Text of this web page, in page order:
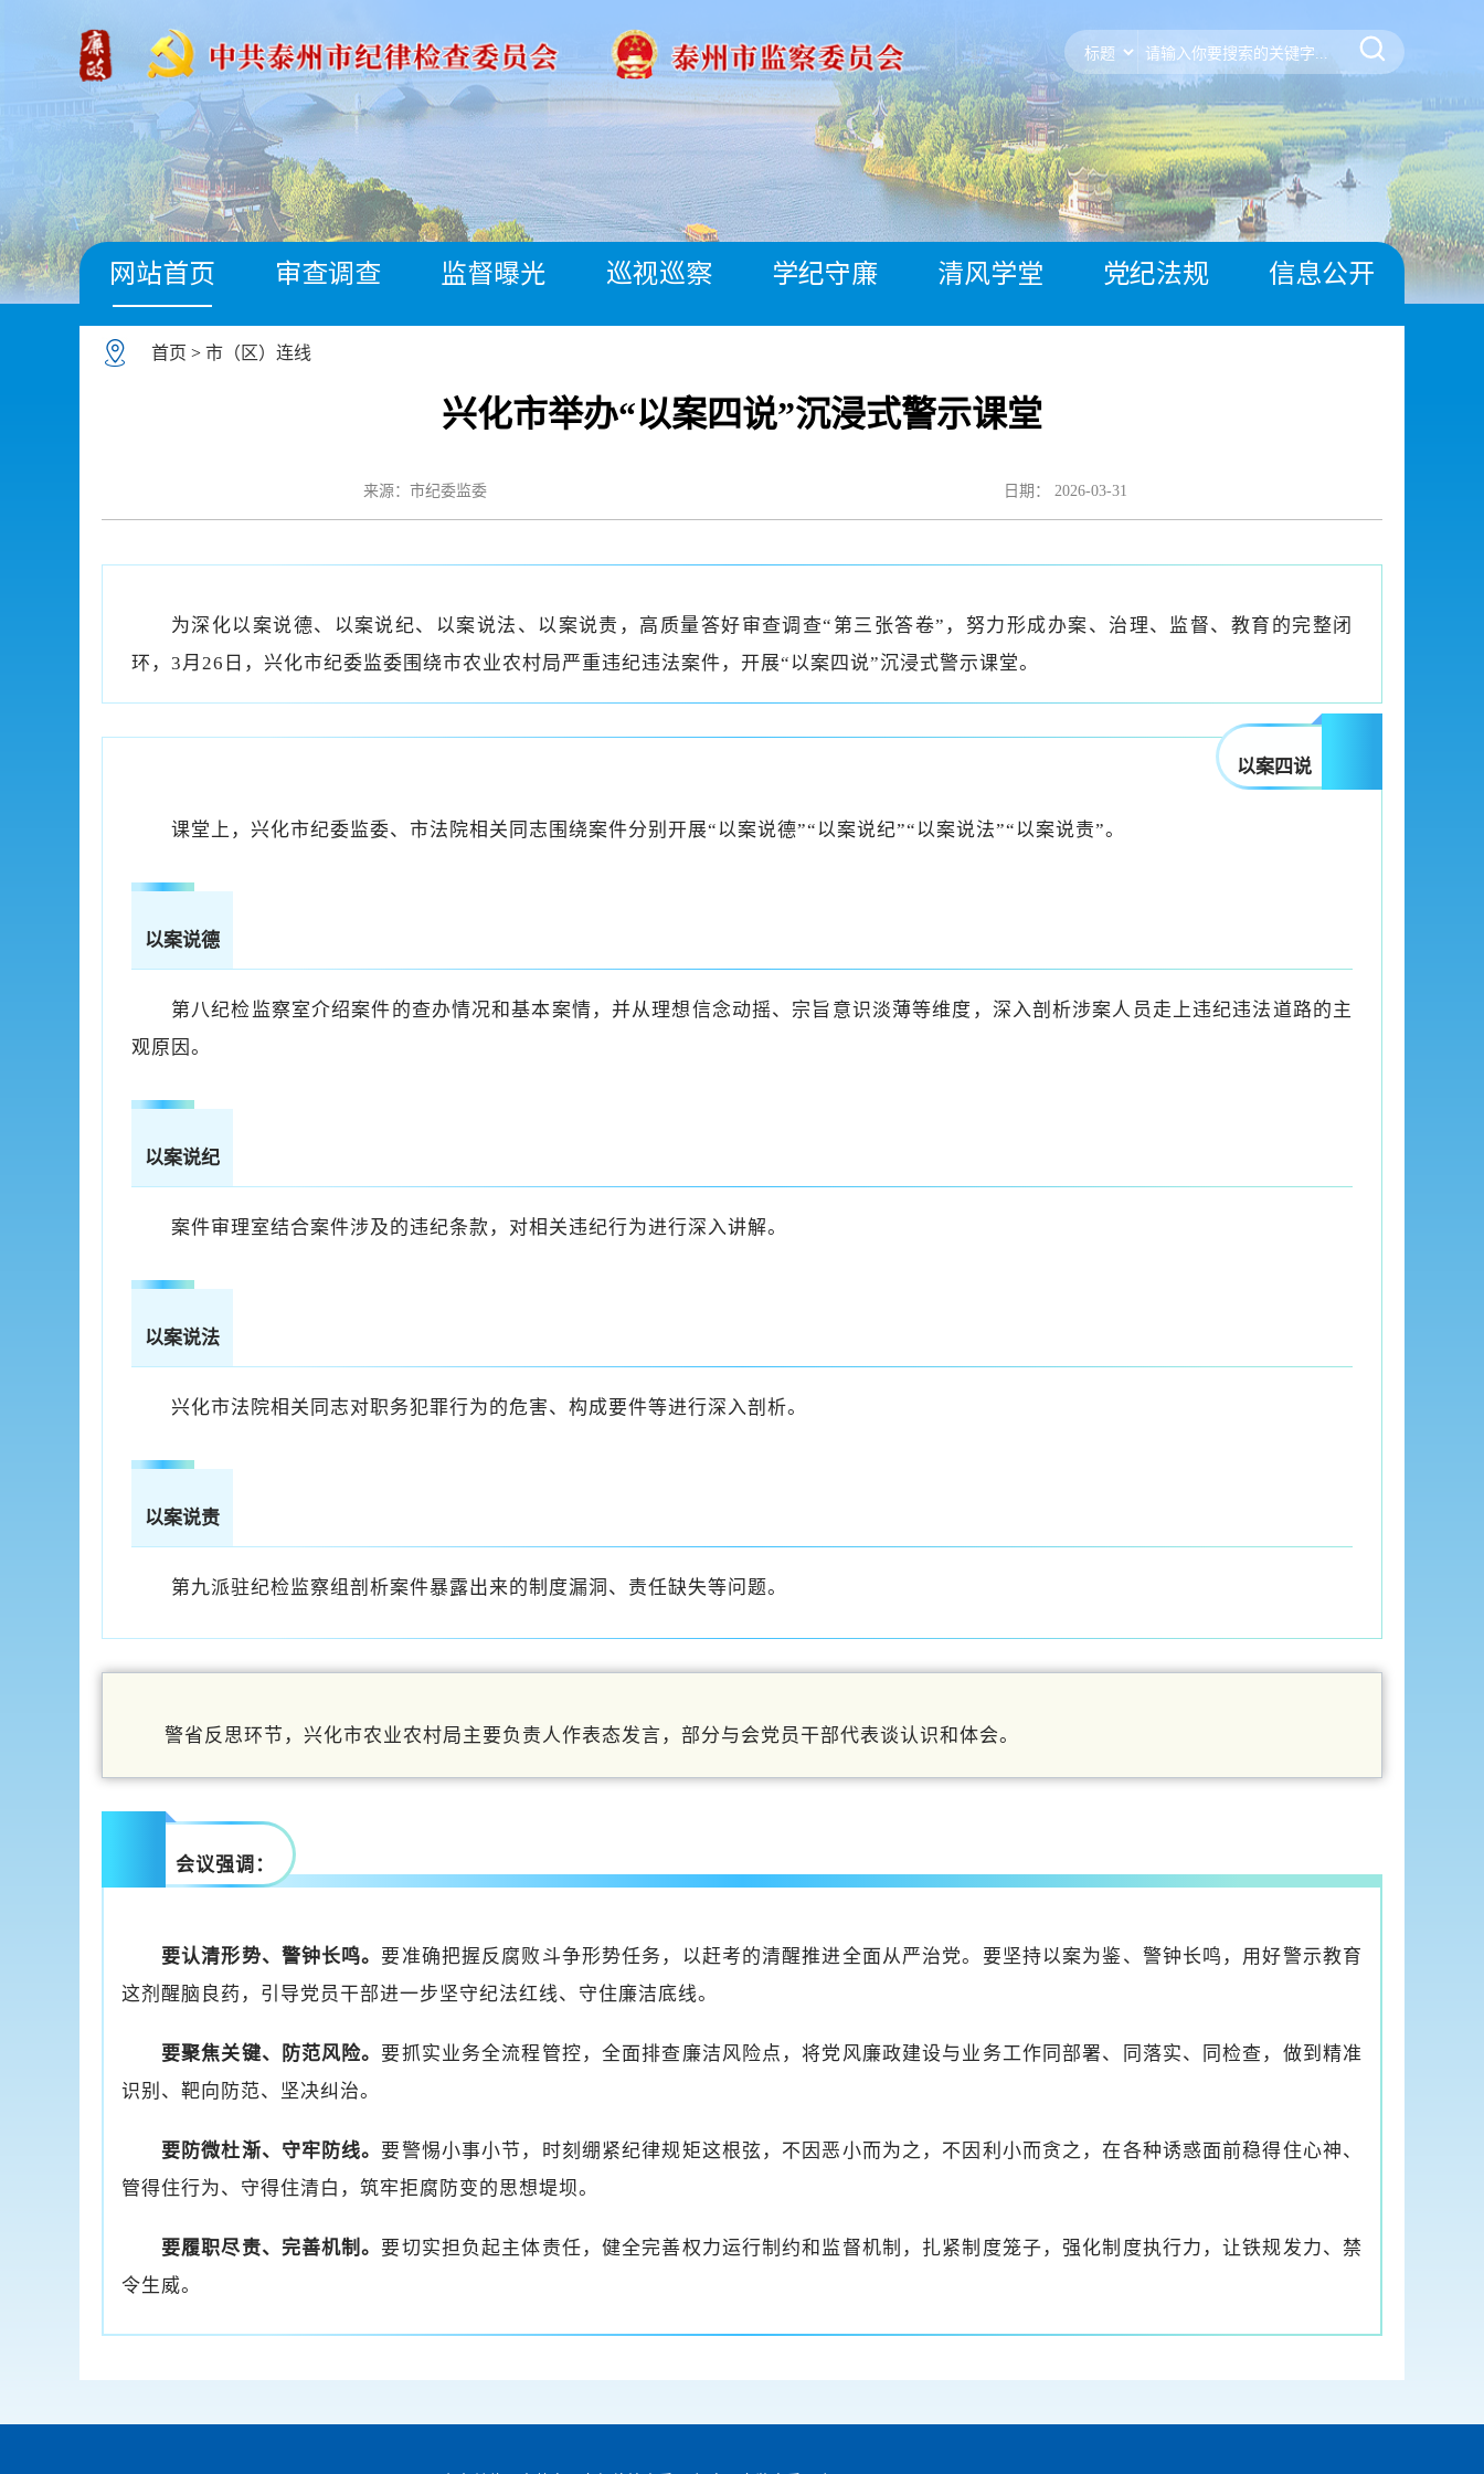
网站首页 审查调查 监督曝光 巡视巡察 学纪守廉 清风学堂 党纪法规 信息公开
首页 > 市（区）连线
兴化市举办“以案四说”沉浸式警示课堂
来源：市纪委监委 日期： 2026-03-31
为深化以案说德、以案说纪、以案说法、以案说责，高质量答好审查调查“第三张答卷”，努力形成办案、治理、监督、教育的完整闭
环，3月26日，兴化市纪委监委围绕市农业农村局严重违纪违法案件，开展“以案四说”沉浸式警示课堂。
以案四说
课堂上，兴化市纪委监委、市法院相关同志围绕案件分别开展“以案说德”“以案说纪”“以案说法”“以案说责”。
以案说德
第八纪检监察室介绍案件的查办情况和基本案情，并从理想信念动摇、宗旨意识淡薄等维度，深入剖析涉案人员走上违纪违法道路的主
观原因。
以案说纪
案件审理室结合案件涉及的违纪条款，对相关违纪行为进行深入讲解。
以案说法
兴化市法院相关同志对职务犯罪行为的危害、构成要件等进行深入剖析。
以案说责
第九派驻纪检监察组剖析案件暴露出来的制度漏洞、责任缺失等问题。
警省反思环节，兴化市农业农村局主要负责人作表态发言，部分与会党员干部代表谈认识和体会。
会议强调：
要认清形势、警钟长鸣。 要准确把握反腐败斗争形势任务，以赶考的清醒推进全面从严治党。要坚持以案为鉴、警钟长鸣，用好警示教育
这剂醒脑良药，引导党员干部进一步坚守纪法红线、守住廉洁底线。
要聚焦关键、防范风险。 要抓实业务全流程管控，全面排查廉洁风险点，将党风廉政建设与业务工作同部署、同落实、同检查，做到精准
识别、靶向防范、坚决纠治。
要防微杜渐、守牢防线。 要警惕小事小节，时刻绷紧纪律规矩这根弦，不因恶小而为之，不因利小而贪之，在各种诱惑面前稳得住心神、
管得住行为、守得住清白，筑牢拒腐防变的思想堤坝。
要履职尽责、完善机制。 要切实担负起主体责任，健全完善权力运行制约和监督机制，扎紧制度笼子，强化制度执行力，让铁规发力、禁
令生威。